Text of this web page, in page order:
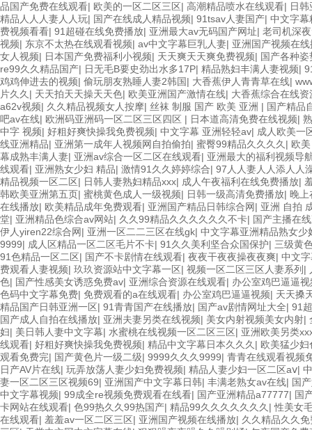
品国产免费在线观看| 欧美的一区二区三区| 高潮精品喷水在线观看| 日
精品人人人妻人人玩| 国产在线成人精品视频| 91tsav人妻国产| 中文字幕
费视频看看| 91超碰在线免费播放| 亚洲最大av无码国产网址| 老司机深
视频| 东京不太热在线观看视频| av中文字幕巨乳人妻| 亚洲国产视频在
女人视频| 日本国产免费福利小视频| 天天爽天天爽免费视频| 国产各种
re99久久精品国产| 日无毛B要史劲出水多17P| 精品熟妇丰满人妻视频|
鸡鸡伸进去的视频| 偷玩朋友熟睡人妻2韩国| 大香蕉伊人青青草在线|
片久久 | 天天拍天天操天天色| 欧美亚洲国产激情在线| 大香蕉综合在线资
a62v视频| 久久精品视频女人按摩| 丝袜 制服 国产 欧美 亚洲 | 国产精品
吧av在线| 欧洲码亚洲码一区二区三区四区 | 日本道高清免费在线视频|
中字 视频| 好粗好爽快操我免费视频| 中文字幕 亚洲轻轻av| 成人欧美一
线亚洲精品| 亚洲第一成年人视频网自拍偷拍| 蜜臀99精品久久久久 | 欧
幕成熟丰满人妻| 亚洲av综合一区二区在线观看| 亚洲最大的福利视频导
线观看| 亚洲熟女少妇 精品| 激情91久久婷婷综合| 97人人妻人人添人人
精品视频一区二区| 日韩人妻熟妇精品xxx| 成人午夜福利在线免费播放|
韩欧美亚洲第五页| 蜜桃黄色成人一级视频| 日韩一级高清免费播放| 晚上
在线播放| 欧美精品成年免费观看| 亚洲国产精品日韩综合网| 亚洲 自拍
堂| 亚洲精品色综合av网站| 久久99精品久久久久久久不卡| 国产主播在
伊人yiren22综合网| 亚洲一区二二三区在线gk| 中文字幕亚洲精品熟女少
9999| 成人区精品一区二区毛片不卡| 91久久美利坚合众国保护| 三级黄
91色精品一区二区| 国产不卡剧情在线观看| 夜夜干夜夜操夜夜爽| 中文
费观看人妻视频| 玖玖资源站中文字幕一区| 视频一区二区三区人妻系列 |
色| 国产性感美女诱惑免费av| 亚洲综合资源在线观看| 办公室鸡巴逼逼视
色码中文字幕免费| 免费观看的a在线观看| 办公室鸡巴逼逼视频| 天天搡
精品国产日韩亚洲一区| 91青青国产在线播放| 国产av剧情网址大全| 91
国产成人自拍在线播放| 亚洲夫妻另类在线视频| 美女内射视频美女内射|
妇| 美日韩人妻中文字幕| 水蜜桃在线视频一区二区三区| 亚洲欧美另类
线观看| 好粗好爽快操我免费视频| 精品中文字幕日本久久久 | 欧美猛少
观看免费完| 国产黄色片一级二级| 9999久久久9999| 青青在线观看视频
日产AV片在线| 玩弄放荡人妻少妇免费视频| 精品人妻少妇一区二区aⅴ|
妻一区二区三区视频69| 亚洲国产中文字幕日韩| 丰满老熟女av在线| 国
中文字幕视频| 99成全re视频免费观看在线看| 国产亚洲精品a77777| 国
卡网站在线观看| 色99热久久99热国产| 精品99久久久久久久久 |性美女
在线观看| 羞羞av一区二区三区| 亚洲国产视频在线播放| 久久精品久久